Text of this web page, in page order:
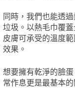
同時，我們也能透
垃圾。以熱毛巾覆
皮膚可承受的溫度
效果。
想要擁有乾淨的臉
常作息更是最基本